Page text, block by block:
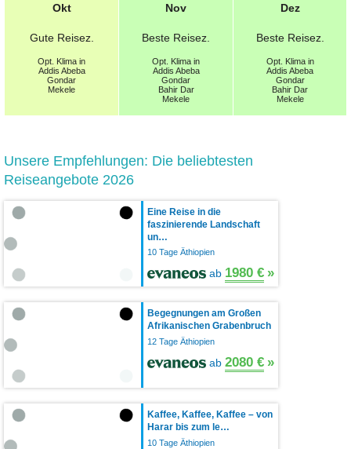
Okt
Gute Reisez.
Opt. Klima in
Addis Abeba
Gondar
Mekele
Nov
Beste Reisez.
Opt. Klima in
Addis Abeba
Gondar
Bahir Dar
Mekele
Dez
Beste Reisez.
Opt. Klima in
Addis Abeba
Gondar
Bahir Dar
Mekele
Unsere Empfehlungen: Die beliebtesten
Reiseangebote 2026
Eine Reise in die
faszinierende Landschaft
un…
10 Tage Äthiopien
ab 1980 € »
Begegnungen am Großen
Afrikanischen Grabenbruch
12 Tage Äthiopien
ab 2080 € »
Kaffee, Kaffee, Kaffee – von
Harar bis zum le…
10 Tage Äthiopien